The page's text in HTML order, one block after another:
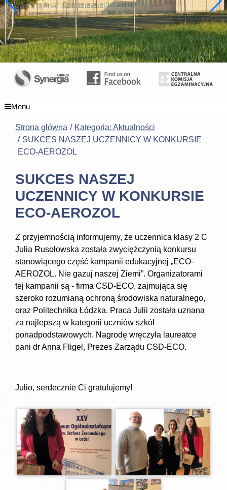
Menu
Strona główna
Kategoria: Aktualności
SUKCES NASZEJ UCZENNICY W KONKURSIE
ECO-AEROZOL
SUKCES NASZEJ
UCZENNICY W KONKURSIE
ECO-AEROZOL
Z przyjemnością informujemy, że uczennica klasy 2 C
Julia Rusołowska została zwyciężczynią konkursu
stanowiącego część kampanii edukacyjnej „ECO-
AEROZOL. Nie gazuj naszej Ziemi”. Organizatorami
tej kampanii są - firma CSD-ECO, zajmująca się
szeroko rozumianą ochroną środowiska naturalnego,
oraz Politechnika Łódzka. Praca Julii została uznana
za najlepszą w kategorii uczniów szkół
ponadpodstawowych. Nagrodę wręczyła laureatce
pani dr Anna Fligel, Prezes Zarządu CSD-ECO.
Julio, serdecznie Ci gratulujemy!